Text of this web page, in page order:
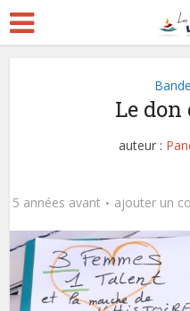
Le don
auteur :
5 années avant
ajouter un